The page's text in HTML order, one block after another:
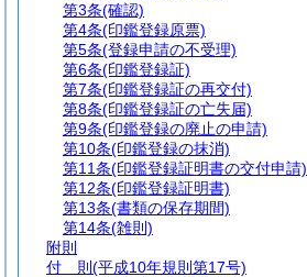
第3条(確認)
第4条(印鑑登録原票)
第5条(登録申請の不受理)
第6条(印鑑登録証)
第7条(印鑑登録証の再交付)
第8条(印鑑登録証の亡失届)
第9条(印鑑登録の廃止の申請)
第10条(印鑑登録の抹消)
第11条(印鑑登録証明書の交付申請)
第12条(印鑑登録証明書)
第13条(書類の保存期間)
第14条(雑則)
附則
付 則 (平成10年規則第17号)